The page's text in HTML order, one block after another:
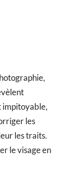
impitoyable,
les
les traits.
le visage en